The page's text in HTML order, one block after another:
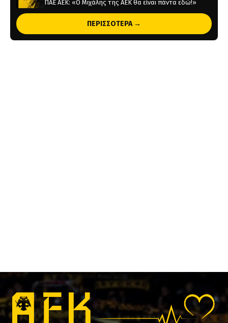
ΠΑΕ ΑΕΚ: «Ο Μιχάλης της ΑΕΚ θα είναι πάντα εδώ!»
KAE AEK: «Μιχάλης Κατσούρης – Πάντα, Παντού,
ΠΕΡΙΣΣΟΤΕΡΑ →